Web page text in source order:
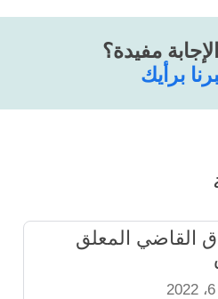
مفيدة؟
برأيك
طلاق القاضي المعلق